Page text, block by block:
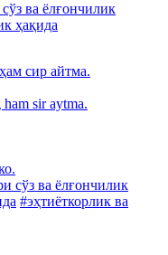
ва ёлғончилик
ҳақида
сир айтма.
sir aytma.
сўз ва ёлғончилик
#эҳтиёткорлик ва